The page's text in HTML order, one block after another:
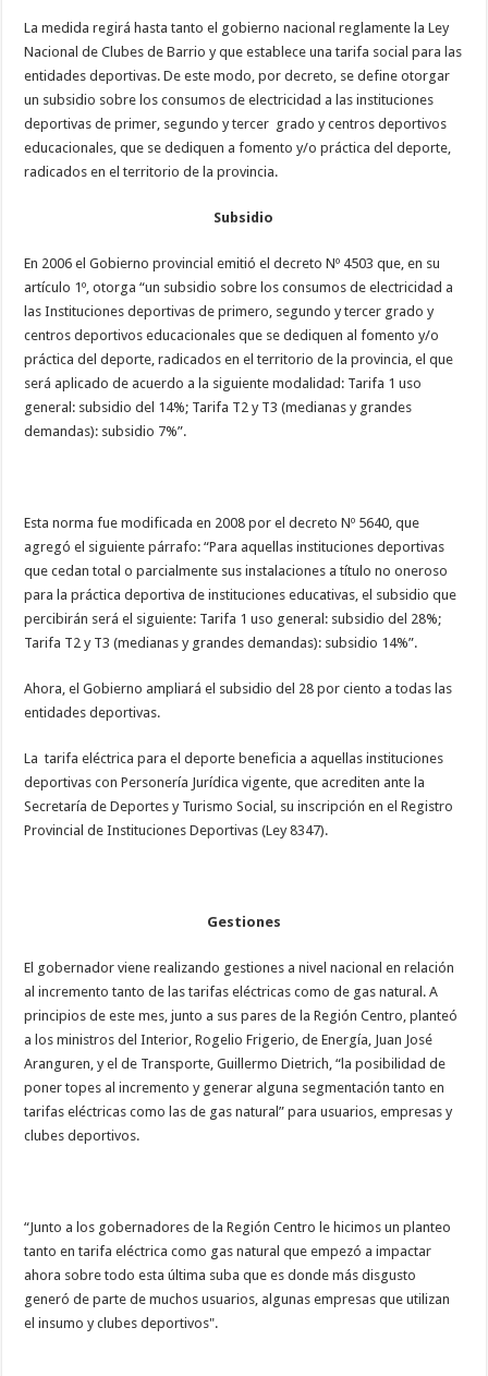
La medida regirá hasta tanto el gobierno nacional reglamente la Ley
Nacional de Clubes de Barrio y que establece una tarifa social para las
entidades deportivas. De este modo, por decreto, se define otorgar
un subsidio sobre los consumos de electricidad a las instituciones
deportivas de primer, segundo y tercer grado y centros deportivos
educacionales, que se dediquen a fomento y/o práctica del deporte,
radicados en el territorio de la provincia.
Subsidio
En 2006 el Gobierno provincial emitió el decreto Nº 4503 que, en su
artículo 1º, otorga “un subsidio sobre los consumos de electricidad a
las Instituciones deportivas de primero, segundo y tercer grado y
centros deportivos educacionales que se dediquen al fomento y/o
práctica del deporte, radicados en el territorio de la provincia, el que
será aplicado de acuerdo a la siguiente modalidad: Tarifa 1 uso
general: subsidio del 14%; Tarifa T2 y T3 (medianas y grandes
demandas): subsidio 7%”.
Esta norma fue modificada en 2008 por el decreto Nº 5640, que
agregó el siguiente párrafo: “Para aquellas instituciones deportivas
que cedan total o parcialmente sus instalaciones a título no oneroso
para la práctica deportiva de instituciones educativas, el subsidio que
percibirán será el siguiente: Tarifa 1 uso general: subsidio del 28%;
Tarifa T2 y T3 (medianas y grandes demandas): subsidio 14%”.
Ahora, el Gobierno ampliará el subsidio del 28 por ciento a todas las
entidades deportivas.
La tarifa eléctrica para el deporte beneficia a aquellas instituciones
deportivas con Personería Jurídica vigente, que acrediten ante la
Secretaría de Deportes y Turismo Social, su inscripción en el Registro
Provincial de Instituciones Deportivas (Ley 8347).
Gestiones
El gobernador viene realizando gestiones a nivel nacional en relación
al incremento tanto de las tarifas eléctricas como de gas natural. A
principios de este mes, junto a sus pares de la Región Centro, planteó
a los ministros del Interior, Rogelio Frigerio, de Energía, Juan José
Aranguren, y el de Transporte, Guillermo Dietrich, “la posibilidad de
poner topes al incremento y generar alguna segmentación tanto en
tarifas eléctricas como las de gas natural” para usuarios, empresas y
clubes deportivos.
“Junto a los gobernadores de la Región Centro le hicimos un planteo
tanto en tarifa eléctrica como gas natural que empezó a impactar
ahora sobre todo esta última suba que es donde más disgusto
generó de parte de muchos usuarios, algunas empresas que utilizan
el insumo y clubes deportivos".